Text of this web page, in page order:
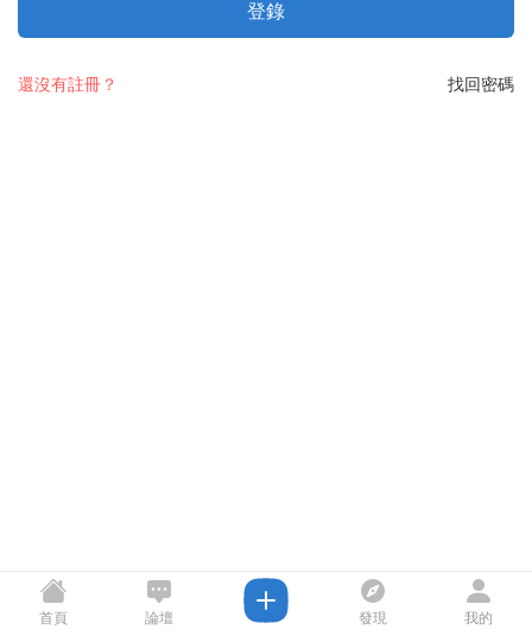
登錄
找回密碼
還沒有註冊？
首頁 論壇 發現 我的